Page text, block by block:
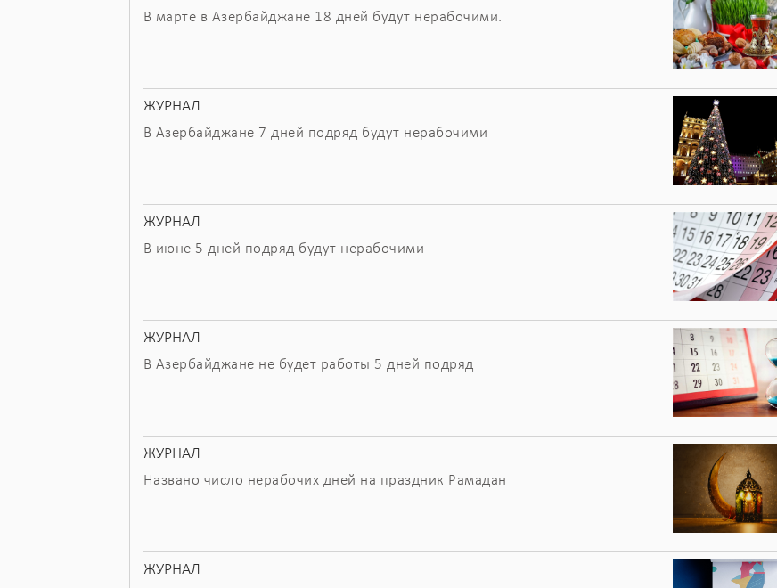
В марте в Азербайджане 18 дней будут нерабочими.
ЖУРНАЛ
В Азербайджане 7 дней подряд будут нерабочими
ЖУРНАЛ
В июне 5 дней подряд будут нерабочими
ЖУРНАЛ
В Азербайджане не будет работы 5 дней подряд
ЖУРНАЛ
Названо число нерабочих дней на праздник Рамадан
ЖУРНАЛ